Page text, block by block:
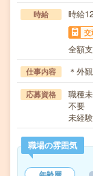
時給 時給
交
全額
仕事内容 ＊外
応募資格
職種
不要
未経
職場の雰囲気